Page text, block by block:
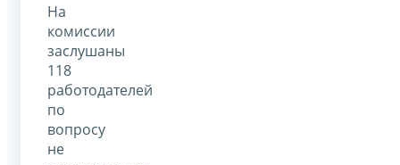
На
комиссии
заслушаны
118
работодателей
по
вопросу
не